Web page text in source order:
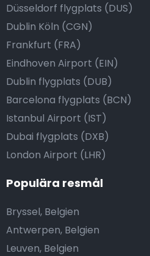
Düsseldorf flygplats (DUS)
Dublin Köln (CGN)
Frankfurt (FRA)
Eindhoven Airport (EIN)
Dublin flygplats (DUB)
Barcelona flygplats (BCN)
Istanbul Airport (IST)
Dubai flygplats (DXB)
London Airport (LHR)
Populära resmål
Bryssel, Belgien
Antwerpen, Belgien
Leuven, Belgien